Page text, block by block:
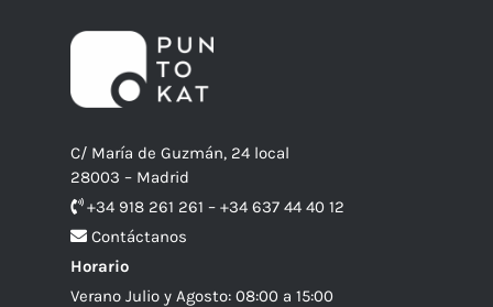
C/ María de Guzmán, 24 local
28003 – Madrid
+34 918 261 261 – +34 637 44 40 12
Contáctanos
Horario
Verano Julio y Agosto: 08:00 a 15:00